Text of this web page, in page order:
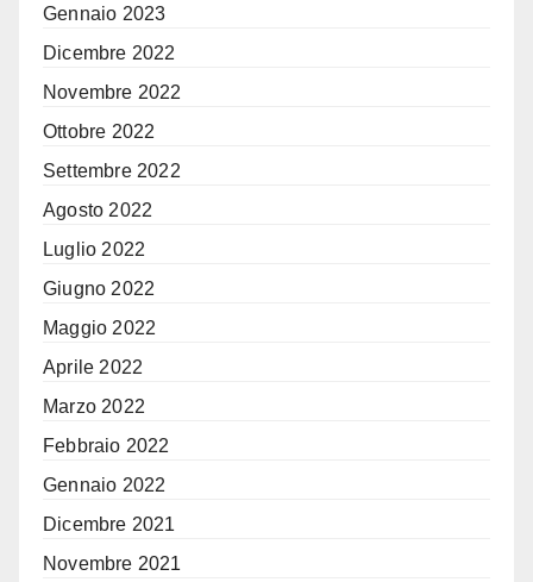
Gennaio 2023
Dicembre 2022
Novembre 2022
Ottobre 2022
Settembre 2022
Agosto 2022
Luglio 2022
Giugno 2022
Maggio 2022
Aprile 2022
Marzo 2022
Febbraio 2022
Gennaio 2022
Dicembre 2021
Novembre 2021